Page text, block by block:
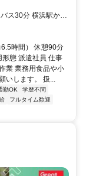
時間） 休憩90分
態 派遣社員 仕事
業 業務用食品や小
いします。 扱...
勤OK
学歴不問
フルタイム歓迎